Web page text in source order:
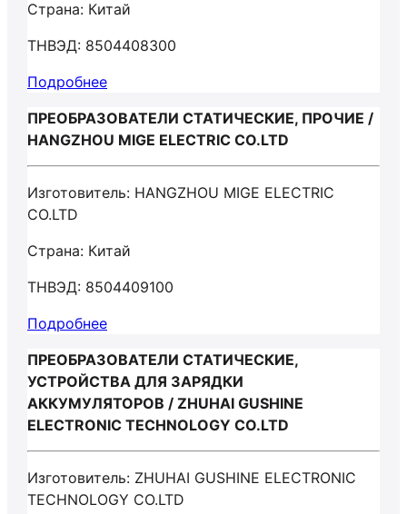
Страна: Китай
ТНВЭД: 8504408300
Подробнее
ПРЕОБРАЗОВАТЕЛИ СТАТИЧЕСКИЕ, ПРОЧИЕ /
HANGZHOU MIGE ELECTRIC CO.LTD
Изготовитель: HANGZHOU MIGE ELECTRIC
CO.LTD
Страна: Китай
ТНВЭД: 8504409100
Подробнее
ПРЕОБРАЗОВАТЕЛИ СТАТИЧЕСКИЕ,
УСТРОЙСТВА ДЛЯ ЗАРЯДКИ
АККУМУЛЯТОРОВ / ZHUHAI GUSHINE
ELECTRONIC TECHNOLOGY CO.LTD
Изготовитель: ZHUHAI GUSHINE ELECTRONIC
TECHNOLOGY CO.LTD